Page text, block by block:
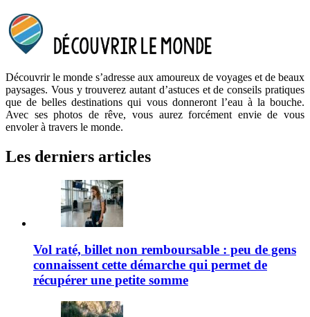
Découvrir le monde s’adresse aux amoureux de voyages et de beaux
paysages. Vous y trouverez autant d’astuces et de conseils pratiques
que de belles destinations qui vous donneront l’eau à la bouche.
Avec ses photos de rêve, vous aurez forcément envie de vous
envoler à travers le monde.
Les derniers articles
Vol raté, billet non remboursable : peu de gens
connaissent cette démarche qui permet de
récupérer une petite somme